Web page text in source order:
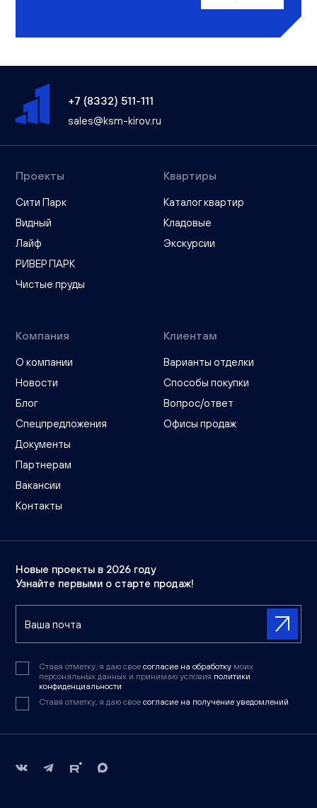
+7 (8332) 511-111
sales@ksm-kirov.ru
Проекты
Сити Парк
Видный
Лайф
РИВЕР ПАРК
Чистые пруды
Квартиры
Каталог квартир
Кладовые
Экскурсии
Компания
О компании
Новости
Блог
Спецпредложения
Документы
Партнерам
Вакансии
Контакты
Клиентам
Варианты отделки
Способы покупки
Вопрос/ответ
Офисы продаж
Новые проекты в 2026 году
Узнайте первыми о старте продаж!
Ставя отметку, я даю свое согласие на обработку моих
персональных данных и принимаю условия политики
конфиденциальности
Ставя отметку, я даю свое согласие на получение уведомлений